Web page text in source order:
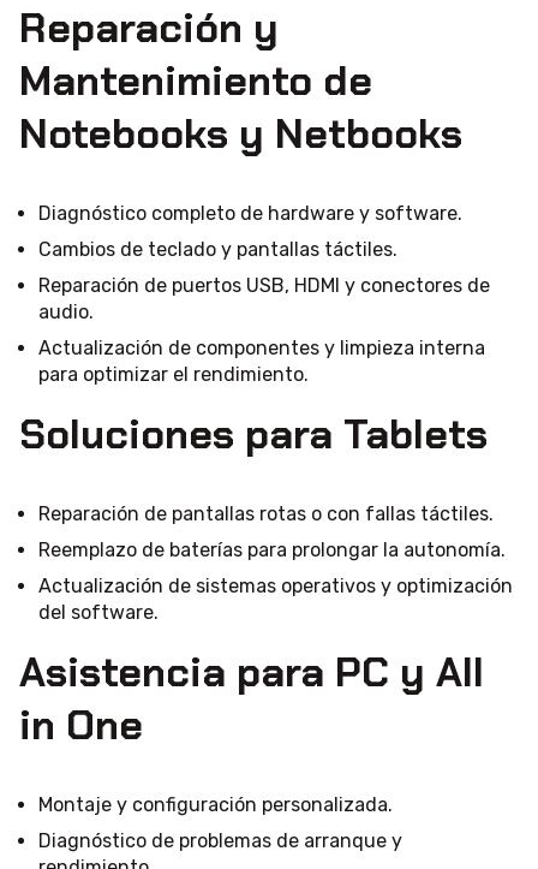
Reparación y
Mantenimiento de
Notebooks y Netbooks
Diagnóstico completo de hardware y software.
Cambios de teclado y pantallas táctiles.
Reparación de puertos USB, HDMI y conectores de
audio.
Actualización de componentes y limpieza interna
para optimizar el rendimiento.
Soluciones para Tablets
Reparación de pantallas rotas o con fallas táctiles.
Reemplazo de baterías para prolongar la autonomía.
Actualización de sistemas operativos y optimización
del software.
Asistencia para PC y All
in One
Montaje y configuración personalizada.
Diagnóstico de problemas de arranque y